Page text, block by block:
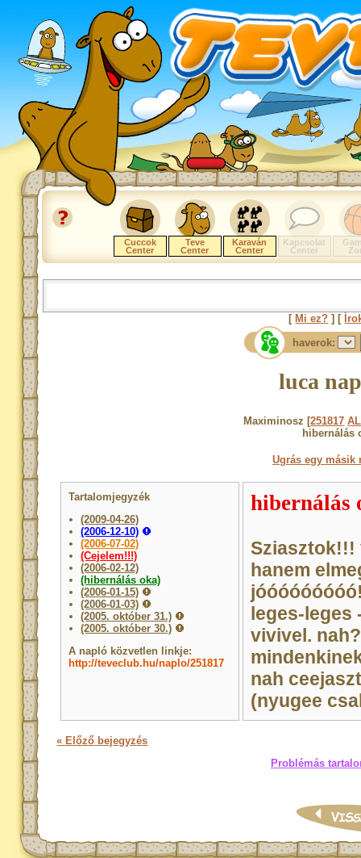
Cuccok
Center
Teve
Center
Karaván
Center
Kapcsolat
Center
[ Mi ez? ] [
haverok:
luca
Maximinosz [251817 AL
hibernálás
Ugrás egy másik
Tartalomjegyzék
(2009-04-26)
(2006-12-10)
(2006-07-02)
(Cejelem!!!)
(2006-02-12)
(hibernálás oka)
(2006-01-15)
(2006-01-03)
(2005. október 31.)
(2005. október 30.)
A napló közvetlen linkje:
http://teveclub.hu/naplo/251817
hibernálás
Sziasztok!!!
hanem
leges-leges
vivivel.
nah
(nyugee
« Előző bejegyzés
Problémás